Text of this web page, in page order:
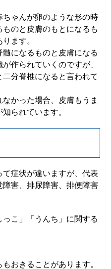
ゃんが卵のような形の時
のと皮膚のもとになるも
ます。
になるものと皮膚になる
作られていくのですが、
分脊椎になると言われて
かった場合、皮膚もうま
られています。
症状が違いますが、代表
害、排尿障害、排便障害
こ」「うんち」に関する
おきることがあります。